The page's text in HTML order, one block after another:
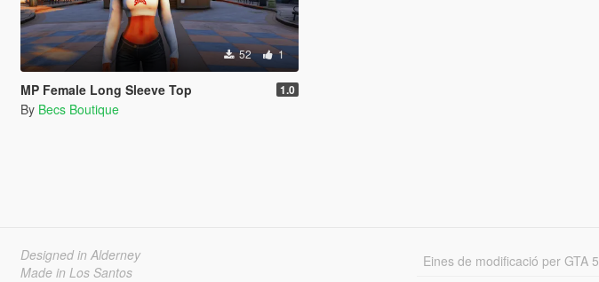
52 1
MP Female Long Sleeve Top 1.0
By Becs Boutique
Designed in Alderney
Made in Los Santos
Eines de modificació per GTA 5